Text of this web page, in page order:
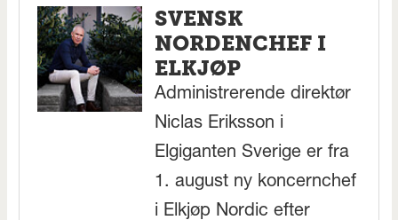
SVENSK
NORDENCHEF I
ELKJØP
Administrerende direktør
Niclas Eriksson i
Elgiganten Sverige er fra
1. august ny koncernchef
i Elkjøp Nordic efter